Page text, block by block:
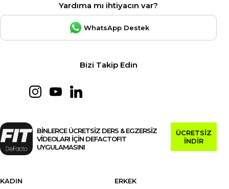
Yardıma mı ihtiyacın var?
WhatsApp Destek
Bizi Takip Edin
BİNLERCE ÜCRETSİZ DERS & EGZERSİZ
VİDEOLARI İÇİN DEFACTOFIT
UYGULAMASINI
ÜCRETSİZ
İNDİR
KADIN
ERKEK